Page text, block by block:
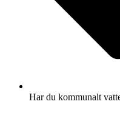
Har du kommunalt